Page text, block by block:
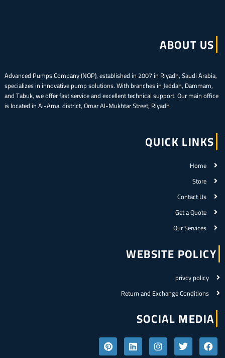
ABOUT US
Advanced Pumps Company (NOP), established in 2007 in Riyadh, Saudi Arabia,
specializes in innovative pump solutions. With branches in Jeddah, Dammam,
and Tabuk, we offer fast service and excellent technical support. Our main office
is located in Al-Amal district, Omar Al-Mukhtar Street, Riyadh
QUICK LINKS
Home
Store
Contact Us
Get a Quote
Our Services
WEBSITE POLICY
privcy policy
Return and Exchange Conditions
SOCIAL MEDIA
F
a
T
w
I
n
L
i
P
i